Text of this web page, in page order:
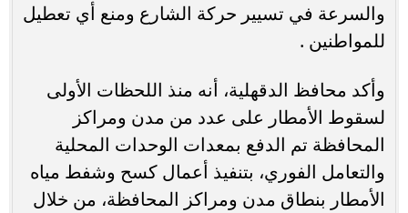
والسرعة في تسيير حركة الشارع ومنع أي تعطيل
للمواطنين .
وأكد محافظ الدقهلية، أنه منذ اللحظات الأولى
لسقوط الأمطار على عدد من مدن ومراكز
المحافظة تم الدفع بمعدات الوحدات المحلية
والتعامل الفوري، بتنفيذ أعمال كسح وشفط مياه
الأمطار بنطاق مدن ومراكز المحافظة، من خلال